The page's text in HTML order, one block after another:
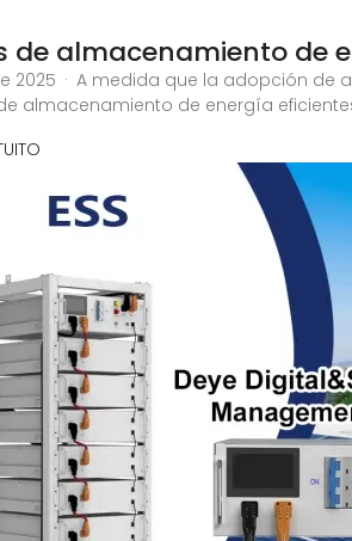
de almacenamiento de
2025 · A medida que la adopción
almacenamiento de energía